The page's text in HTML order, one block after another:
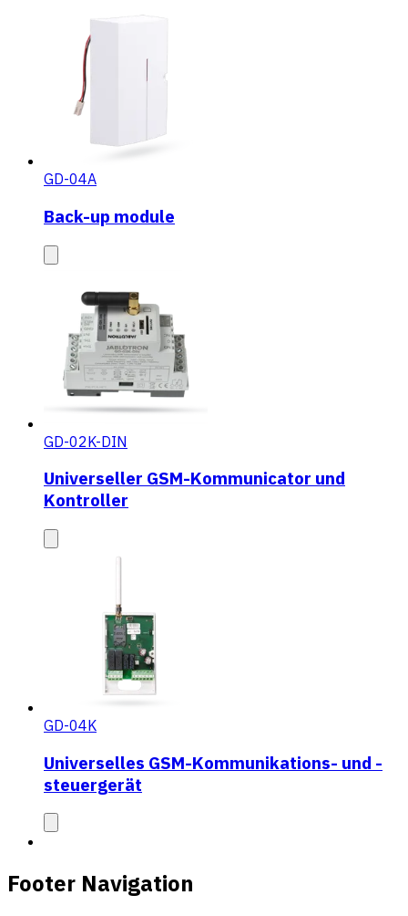
GD-04A
Back-up module
GD-02K-DIN
Universeller GSM-Kommunicator und
Kontroller
GD-04K
Universelles GSM-Kommunikations- und -
steuergerät
Footer Navigation